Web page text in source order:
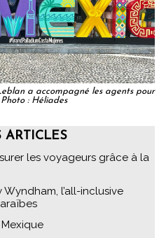
a accompagné les agents pour
: Héliades
ARTICLES
les voyageurs grâce à la
l’all-inclusive